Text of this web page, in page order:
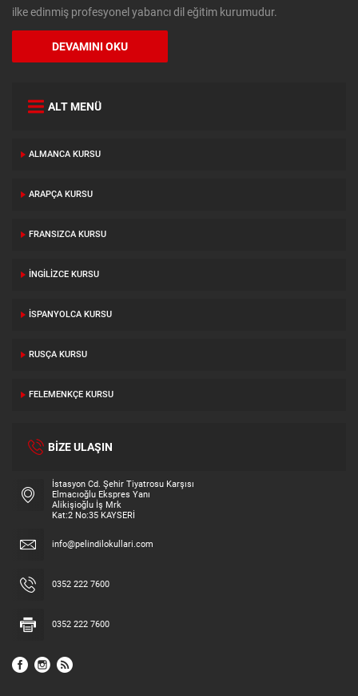
ilke edinmiş profesyonel yabancı dil eğitim kurumudur.
DEVAMINI OKU
ALT MENÜ
ALMANCA KURSU
ARAPÇA KURSU
FRANSIZCA KURSU
İNGILIZCE KURSU
İSPANYOLCA KURSU
RUSÇA KURSU
FELEMENKÇE KURSU
BİZE ULAŞIN
İstasyon Cd. Şehir Tiyatrosu Karşısı
Elmacıoğlu Ekspres Yanı
Alikişioğlu İş Mrk
Kat:2 No:35 KAYSERİ
info@pelindilokullari.com
0352 222 7600
0352 222 7600